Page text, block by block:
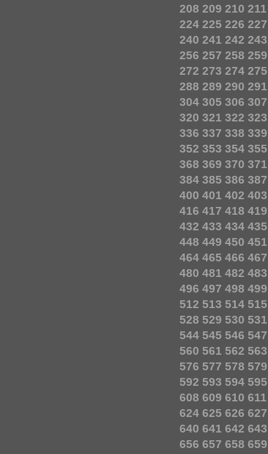
208 209 210 211
224 225 226 227
240 241 242 243
256 257 258 259
272 273 274 275
288 289 290 291
304 305 306 307
320 321 322 323
336 337 338 339
352 353 354 355
368 369 370 371
384 385 386 387
400 401 402 403
416 417 418 419
432 433 434 435
448 449 450 451
464 465 466 467
480 481 482 483
496 497 498 499
512 513 514 515
528 529 530 531
544 545 546 547
560 561 562 563
576 577 578 579
592 593 594 595
608 609 610 611
624 625 626 627
640 641 642 643
656 657 658 659